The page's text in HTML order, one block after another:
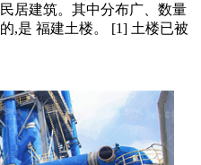
居建筑。其中分布广、数量
,是 福建土楼。 [1] 土楼已被